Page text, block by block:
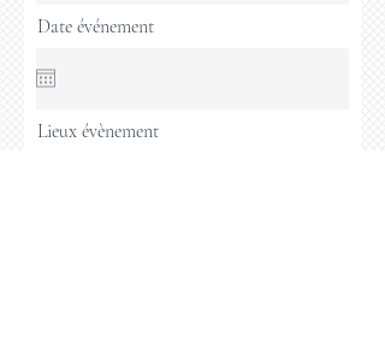
Date événement
Lieux évènement